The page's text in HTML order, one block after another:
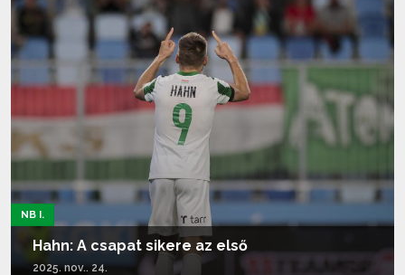
NB I.
Hahn: A csapat sikere az első
2025. nov.. 24.